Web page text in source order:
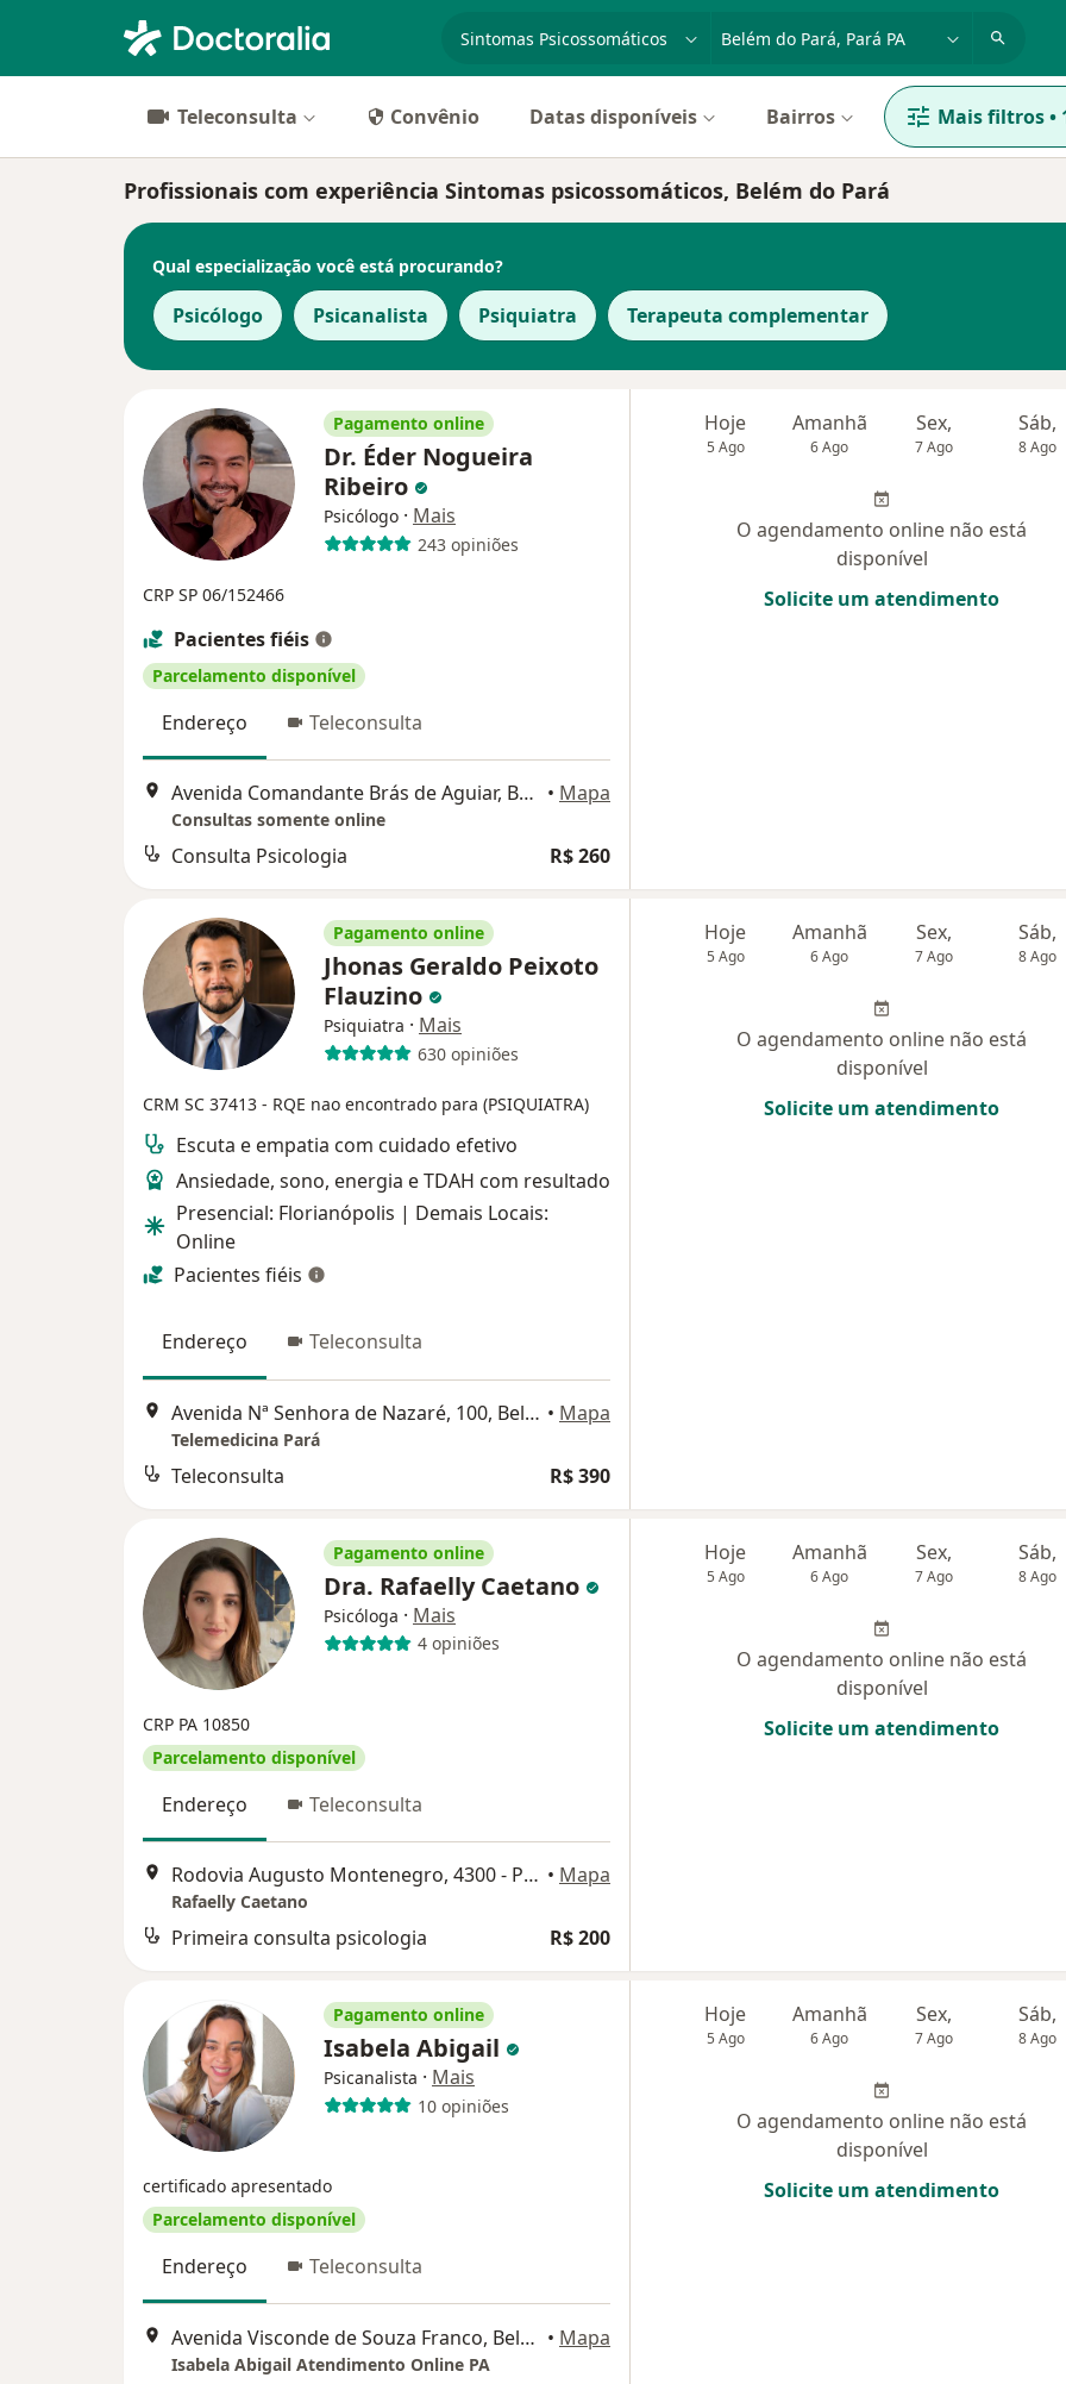
especialidade, doença ou nomecidade ou região
Teleconsulta Convênio Datas disponíveis Bairros Mais filtros•
Profissionais com experiência Sintomas psicossomáticos, Belém do Pará
Qual especialização você está procurando?
Psicólogo Psicanalista Psiquiatra Terapeuta complementar
Pagamento online
Dr. Éder Nogueira
Ribeiro
Psicólogo · Mais
243 opiniões
CRP SP 06/152466
Pacientes fiéis
Parcelamento disponível
Endereço Teleconsulta
Avenida Comandante Brás de Aguiar, Belém do Pará • Mapa
Consultas somente online
Consulta Psicologia R$ 260
Hoje
5 Ago
Amanhã
6 Ago
Sex,
7 Ago
Sáb,
8 Ago
O agendamento online não está
disponível
Solicite um atendimento
Pagamento online
Jhonas Geraldo Peixoto
Flauzino
Psiquiatra · Mais
630 opiniões
CRM SC 37413 - RQE nao encontrado para (PSIQUIATRA)
Escuta e empatia com cuidado efetivo
Ansiedade, sono, energia e TDAH com resultado
Presencial: Florianópolis | Demais Locais:
Online
Pacientes fiéis
Endereço Teleconsulta
Avenida Nª Senhora de Nazaré, 100, Belém do Pará • Mapa
Telemedicina Pará
Teleconsulta R$ 390
Hoje
5 Ago
Amanhã
6 Ago
Sex,
7 Ago
Sáb,
8 Ago
O agendamento online não está
disponível
Solicite um atendimento
Pagamento online
Dra. Rafaelly Caetano
Psicóloga · Mais
4 opiniões
CRP PA 10850
Parcelamento disponível
Endereço Teleconsulta
Rodovia Augusto Montenegro, 4300 - Parque Office Sala 612, Belém do Pará • Mapa
Rafaelly Caetano
Primeira consulta psicologia R$ 200
Hoje
5 Ago
Amanhã
6 Ago
Sex,
7 Ago
Sáb,
8 Ago
O agendamento online não está
disponível
Solicite um atendimento
Pagamento online
Isabela Abigail
Psicanalista · Mais
10 opiniões
certificado apresentado
Parcelamento disponível
Endereço Teleconsulta
Avenida Visconde de Souza Franco, Belém do Pará • Mapa
Isabela Abigail Atendimento Online PA
Hoje
5 Ago
Amanhã
6 Ago
Sex,
7 Ago
Sáb,
8 Ago
O agendamento online não está
disponível
Solicite um atendimento